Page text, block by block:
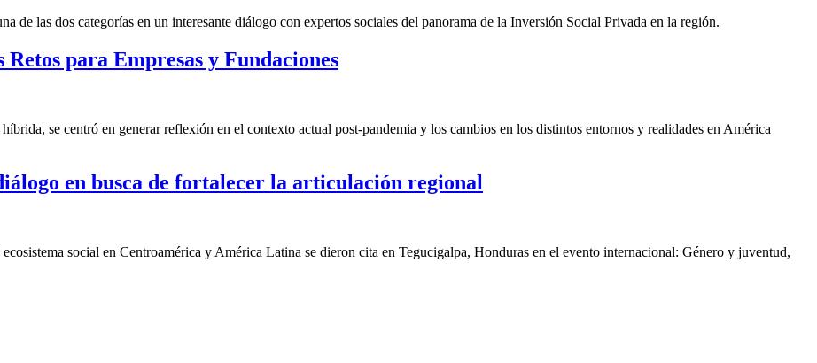
de las dos categorías en un interesante diálogo con expertos sociales del panorama de la Inversión Social Privada en la región.
para Empresas y Fundaciones
se centró en generar reflexión en el contexto actual post-pandemia y los cambios en los distintos entornos y realidades en América
en busca de fortalecer la articulación regional
social en Centroamérica y América Latina se dieron cita en Tegucigalpa, Honduras en el evento internacional: Género y juventud,